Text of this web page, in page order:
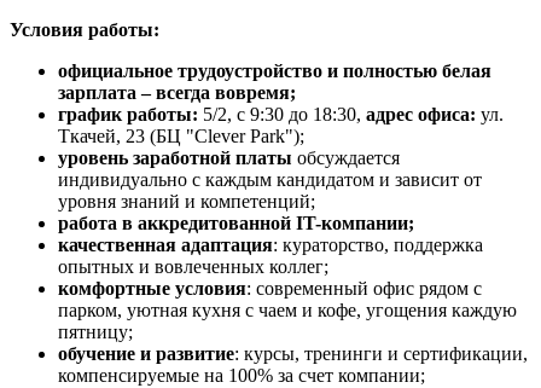
Условия работы:
официальное трудоустройство и полностью белая
зарплата – всегда вовремя;
график работы: 5/2, с 9:30 до 18:30, адрес офиса: ул.
Ткачей, 23 (БЦ "Clever Park");
уровень заработной платы обсуждается
индивидуально с каждым кандидатом и зависит от
уровня знаний и компетенций;
работа в аккредитованной IT-компании;
качественная адаптация: кураторство, поддержка
опытных и вовлеченных коллег;
комфортные условия: современный офис рядом с
парком, уютная кухня с чаем и кофе, угощения каждую
пятницу;
обучение и развитие: курсы, тренинги и сертификации,
компенсируемые на 100% за счет компании;